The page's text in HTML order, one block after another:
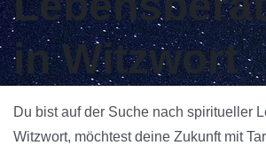
in Witzwort
Du bist auf der Suche nach spiritueller
Witzwort, möchtest deine Zukunft mit